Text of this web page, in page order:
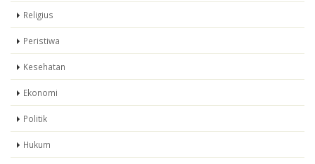
Religius
Peristiwa
Kesehatan
Ekonomi
Politik
Hukum